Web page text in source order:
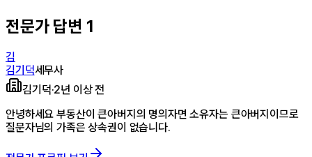
전문가 답변 1
김
김기덕세무사
김기덕·2년 이상 전
안녕하세요 부동산이 큰아버지의 명의자면 소유자는 큰아버지이므로
질문자님의 가족은 상속권이 없습니다.